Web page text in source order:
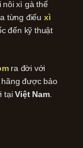
nôi xì gà thế
từng điếu xì
đến kỹ thuật
ra đời với
được bảo
tạiViệt Nam.